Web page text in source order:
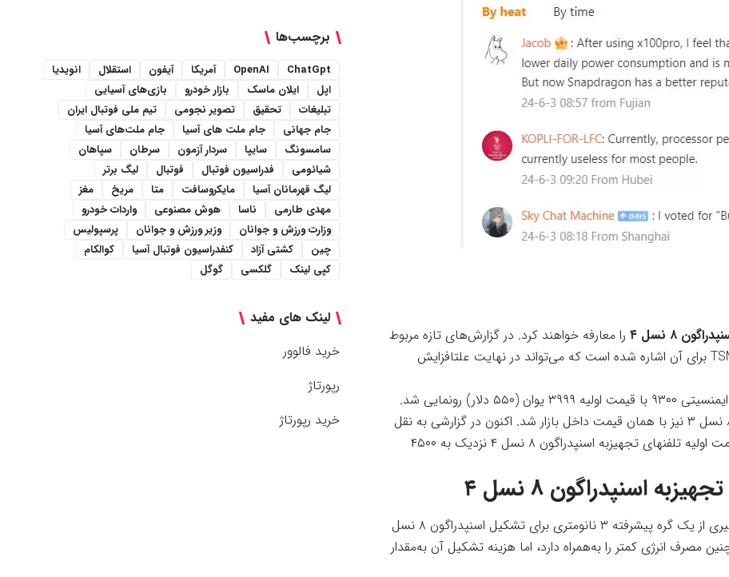
۸ نسل ۴
را معارفه خواهند کرد. در گزارش‌های تازه مربوط
به این تراشه به افزایش قابل‌دقت هزینه ویفر TSMC برای آن اشاره شده است که می‌تواند در نهایت علتافزایش
در اکتبر ۲۰۲۳، گوشی ویوو X100 تجهیزبه چیپ دایمنسیتی ۹۳۰۰ با قیمت اولیه ۳۹۹۹ یوان (۵۵۰ دلار) رونمایی شد.
در گزارشی به نقل
از منبع های زنجیره تامین حرف های شده که قیمت اولیه تلفنهای تجهیزبه اسنپدراگون‌ ۸ نسل ۴ نزدیک به ۴۵۰۰
اسنپدراگون ۸ نسل ۴
به‌نظر می‌رسد علت این افزایش قیمت، منفعت گیری از یک گره پیشرفته ۳ نانومتری برای تشکیل اسنپدراگون ۸ نسل
مصرف انرژی کمتر را به‌همراه دارد، اما هزینه تشکیل آن به‌مقدار
برچسب‌ها
ChatGpt
OpenAI آمریکا آیفون استقلال
انویدیا
اپل
ایلان ماسک بازار خودرو
بازی‌های آسیایی
تبلیغات
تحقیق تصویر نجومی
تیم ملی فوتبال ایران
جام جهانی
جام ملت های آسیا
جام ملت‌های آسیا
سامسونگ
سایپا سردار آزمون سرطان
سپاهان
شیائومی
فدراسیون فوتبال فوتبال
لیگ برتر
لیگ قهرمانان آسیا
مایکروسافت متا مریخ
مغز
مهدی طارمی
ناسا هوش مصنوعی
واردات خودرو
وزارت ورزش و جوانان
وزیر ورزش و جوانان
پرسپولیس
چین
کشتی آزاد کنفدراسیون فوتبال آسیا
کوالکام
کپی لینک
گلکسی گوگل
لینک های مفید
خرید فالوور
رپورتاژ
خرید رپورتاژ